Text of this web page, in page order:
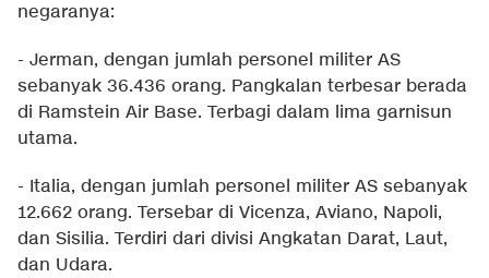
negaranya:
- Jerman, dengan jumlah personel militer AS
sebanyak 36.436 orang. Pangkalan terbesar berada
di Ramstein Air Base. Terbagi dalam lima garnisun
utama.
- Italia, dengan jumlah personel militer AS sebanyak
12.662 orang. Tersebar di Vicenza, Aviano, Napoli,
dan Sisilia. Terdiri dari divisi Angkatan Darat, Laut,
dan Udara.